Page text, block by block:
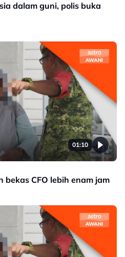
dalam guni, polis buka
01:10
bekas CFO lebih enam jam